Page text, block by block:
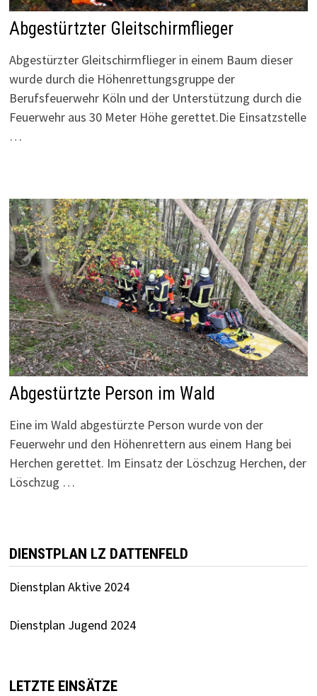
Abgestürtzter Gleitschirmflieger
Abgestürzter Gleitschirmflieger in einem Baum dieser
wurde durch die Höhenrettungsgruppe der
Berufsfeuerwehr Köln und der Unterstützung durch die
Feuerwehr aus 30 Meter Höhe gerettet.Die Einsatzstelle
…
Abgestürtzte Person im Wald
Eine im Wald abgestürzte Person wurde von der
Feuerwehr und den Höhenrettern aus einem Hang bei
Herchen gerettet. Im Einsatz der Löschzug Herchen, der
Löschzug …
DIENSTPLAN LZ DATTENFELD
Dienstplan Aktive 2024
Dienstplan Jugend 2024
LETZTE EINSÄTZE